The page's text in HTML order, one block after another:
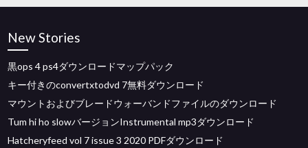
New Stories
黒ops 4 ps4ダウンロードマップパック
キー付きのconvertxtodvd 7無料ダウンロード
マウントおよびブレードウォーバンドファイルのダウンロード
Tum hi ho slowバージョンInstrumental mp3ダウンロード
Hatcheryfeed vol 7 issue 3 2020 PDFダウンロード